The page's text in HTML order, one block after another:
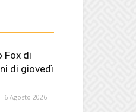
Fox di
di giovedì
6 Agosto 2026